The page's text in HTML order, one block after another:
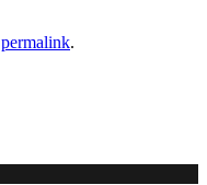
permalink.